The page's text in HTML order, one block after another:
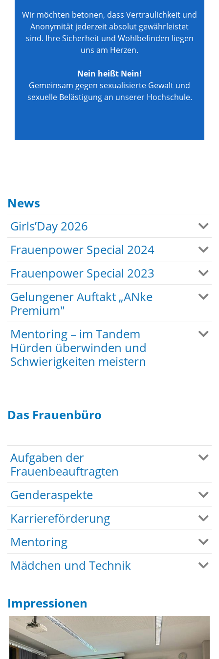
Wir möchten betonen, dass Vertraulichkeit und
Anonymität jederzeit absolut gewährleistet
sind. Ihre Sicherheit und Wohlbefinden liegen
uns am Herzen.
Nein heißt Nein!
Gemeinsam gegen sexualisierte Gewalt und
sexuelle Belästigung an unserer Hochschule.
News
Girls’Day 2026
Frauenpower Special 2024
Frauenpower Special 2023
Gelungener Auftakt „ANke
Premium"
Mentoring – im Tandem
Hürden überwinden und
Schwierigkeiten meistern
Das Frauenbüro
Aufgaben der
Frauenbeauftragten
Genderaspekte
Karriereförderung
Mentoring
Mädchen und Technik
Impressionen